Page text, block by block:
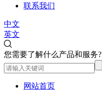
联系我们
中文
英文
您需要了解什么产品和服务?
网站首页